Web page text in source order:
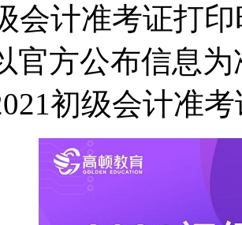
会计准考证打
官方公布信息
初级会计准